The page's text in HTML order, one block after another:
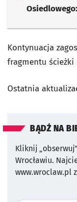
Osiedlowego:
Kontynuacja
fragmentu ścieżki
Ostatnia
BĄDŹ NA
Kliknij
Wrocławiu.
www.wroclaw.pl